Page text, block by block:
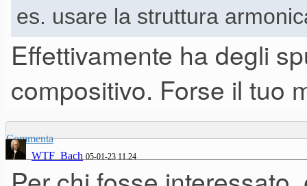
es. usare la struttura
Effettivamente ha degli
compositivo. Forse il tuo
Commenta
WTF_Bach 05-01-23 11.24